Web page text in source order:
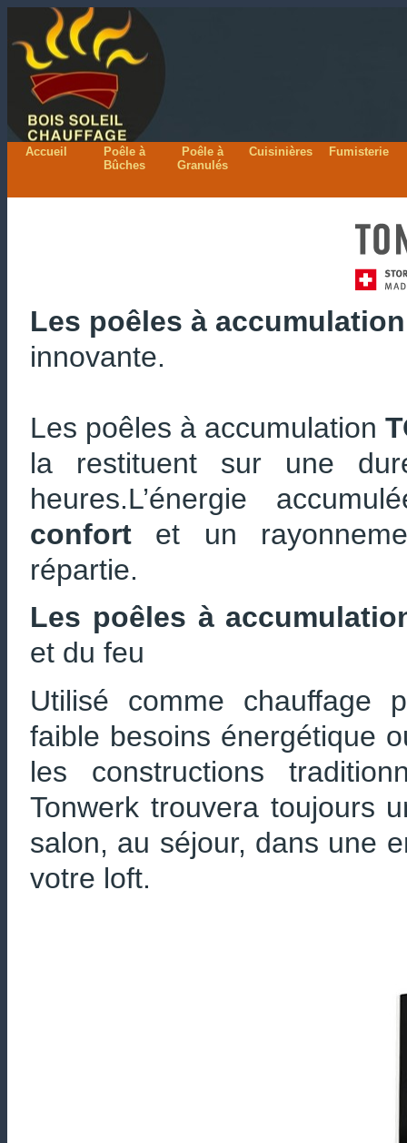
Accueil
Poêle à
Bûches
Poêle à
Granulés
Cuisinières Fumisterie
Les poêles à
innovante.
Les poêles à accumulation
la restituent sur une
heures.L’énergie
confort et un
répartie.
Les poêles à
et du feu
Utilisé comme chauffage
faible besoins énergétique
les constructions
Tonwerk trouvera toujours
salon, au séjour, dans une
votre loft.